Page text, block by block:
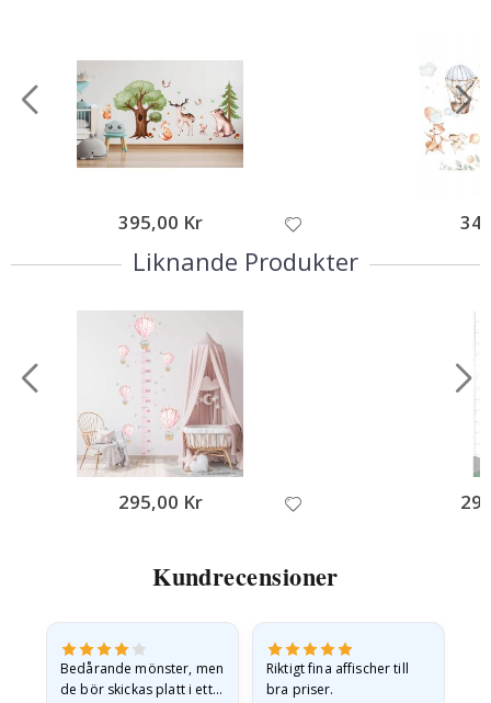
395,00 Kr
Liknande Produkter
295,00 Kr
Kundrecensioner
Bedårande mönster, men
de bör skickas platt i ett
Riktigt fina affischer till
bra priser.